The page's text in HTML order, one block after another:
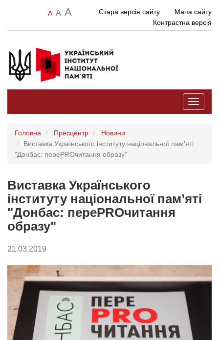
A A A Стара версія сайту
Мапа сайту
Контрастна версія
Toggle
Головна Пресцентр
Новини
Виставка Українського інституту національної пам’яті
"Донбас: переPROчитання образу"
Виставка Українського
інституту національної пам’яті
"Донбас: переPROчитання
образу"
21.03.2019